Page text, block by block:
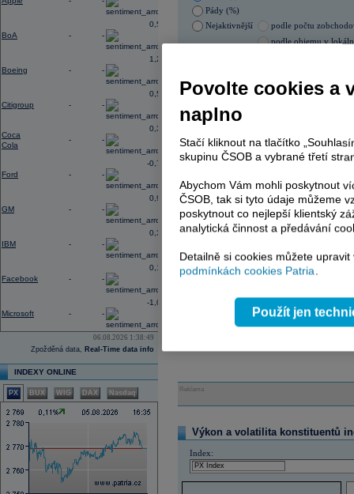
BoA - -
0,56
Boeing - -
1,28
Citigroup - -
0,56
Coca
Cola
- -
0,31
Ford - -
-0,77
GM - -
0,96
IBM - -
0,33
Facebook - -
0,14
Microsoft - -
-1,09
06.08.2026 1:38:49
Zpožděná data, Real-Time data info
INDEXY ONLINE
PX BUX WIG DAX Nasdaq
Pády (%)
Nejaktivnější
podle počtu
podle objemu v
PHILIP MORRIS ČR
AD index - vývoj
Region
select
Odeslat
Reklama
Výkon a volatilita konstituentů
Index:
Povolte cookies a
naplno
Stačí kliknout na tlačítko
skupinu ČSOB a vybrané třetí
Abychom Vám mohli poskytnout
ČSOB, tak si tyto údaje můžeme
poskytnout co nejlepší klientský
analytická činnost a předávání
Detailně si cookies můžete
podmínkách cookies Patria.
Použít jen